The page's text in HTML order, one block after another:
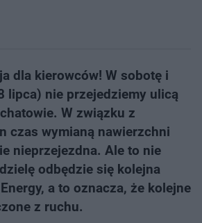
dla kierowców! W sobotę i
lipca) nie przejedziemy ulicą
W związku z
czas wymianą nawierzchni
nieprzejezdna. Ale to nie
odbędzie się kolejna
a to oznacza, że kolejne
z ruchu.